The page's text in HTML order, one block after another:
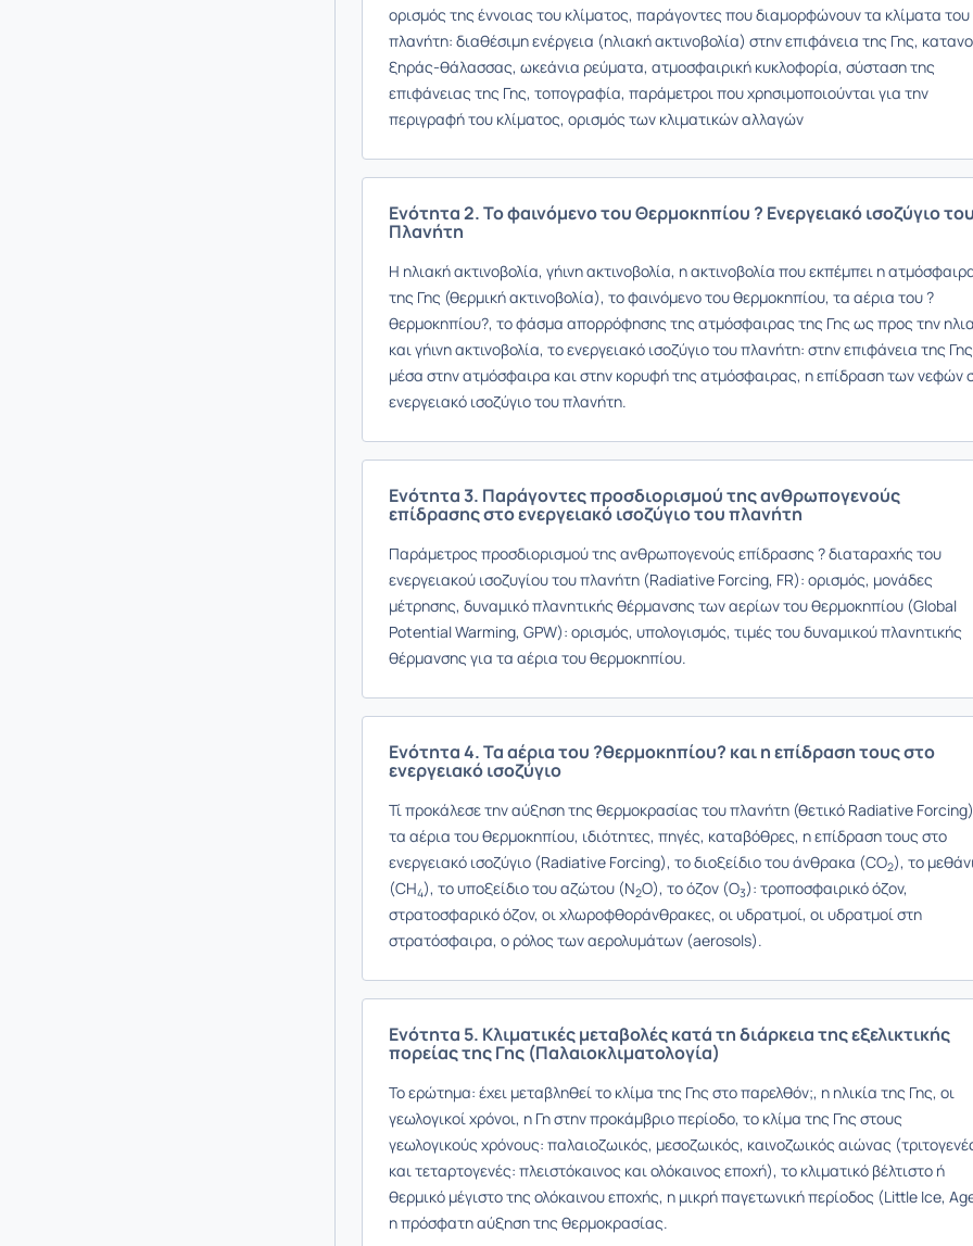
ορισμός της έννοιας του κλίματος, παράγοντες που διαμορφώνουν τα κλίματα του
πλανήτη: διαθέσιμη ενέργεια (ηλιακή ακτινοβολία) στην επιφάνεια της Γης,
ξηράς-θάλασσας, ωκεάνια ρεύματα, ατμοσφαιρική κυκλοφορία, σύσταση της
επιφάνειας της Γης, τοπογραφία, παράμετροι που χρησιμοποιούνται για την
περιγραφή του κλίματος, ορισμός των κλιματικών αλλαγών
Ενότητα 2. Το φαινόμενο του Θερμοκηπίου ? Ενεργειακό ισοζύγιο
Πλανήτη
Η ηλιακή ακτινοβολία, γήινη ακτινοβολία, η ακτινοβολία που εκπέμπει η
της Γης (θερμική ακτινοβολία), το φαινόμενο του θερμοκηπίου, τα αέρια του ?
θερμοκηπίου?, το φάσμα απορρόφησης της ατμόσφαιρας της Γης ως προς την
και γήινη ακτινοβολία, το ενεργειακό ισοζύγιο του πλανήτη: στην επιφάνεια της
μέσα στην ατμόσφαιρα και στην κορυφή της ατμόσφαιρας, η επίδραση των νεφών
ενεργειακό ισοζύγιο του πλανήτη.
Ενότητα 3. Παράγοντες προσδιορισμού της ανθρωπογενούς
επίδρασης στο ενεργειακό ισοζύγιο του πλανήτη
Παράμετρος προσδιορισμού της ανθρωπογενούς επίδρασης ? διαταραχής του
ενεργειακού ισοζυγίου του πλανήτη (Radiative Forcing, FR): ορισμός, μονάδες
μέτρησης, δυναμικό πλανητικής θέρμανσης των αερίων του θερμοκηπίου (Global
Potential Warming, GPW): ορισμός, υπολογισμός, τιμές του δυναμικού πλανητικής
θέρμανσης για τα αέρια του θερμοκηπίου.
Ενότητα 4. Τα αέρια του ?θερμοκηπίου? και η επίδραση τους στο
ενεργειακό ισοζύγιο
Τί προκάλεσε την αύξηση της θερμοκρασίας του πλανήτη (θετικό Radiative
τα αέρια του θερμοκηπίου, ιδιότητες, πηγές, καταβόθρες, η επίδραση τους στο
ενεργειακό ισοζύγιο (Radiative Forcing), το διοξείδιο του άνθρακα (CO2), το
(CH4), το υποξείδιο του αζώτου (N2O), το όζον (O3): τροποσφαιρικό όζον,
στρατοσφαρικό όζον, οι χλωροφθοράνθρακες, οι υδρατμοί, οι υδρατμοί στη
στρατόσφαιρα, ο ρόλος των αερολυμάτων (aerosols).
Ενότητα 5. Κλιματικές μεταβολές κατά τη διάρκεια της εξελικτικής
πορείας της Γης (Παλαιοκλιματολογία)
Το ερώτημα: έχει μεταβληθεί το κλίμα της Γης στο παρελθόν;, η ηλικία της Γης, οι
γεωλογικοί χρόνοι, η Γη στην προκάμβριο περίοδο, το κλίμα της Γης στους
γεωλογικούς χρόνους: παλαιοζωικός, μεσοζωικός, καινοζωικός αιώνας
και τεταρτογενές: πλειστόκαινος και ολόκαινος εποχή), το κλιματικό βέλτιστο ή
θερμικό μέγιστο της ολόκαινου εποχής, η μικρή παγετωνική περίοδος (Little Ice,
η πρόσφατη αύξηση της θερμοκρασίας.